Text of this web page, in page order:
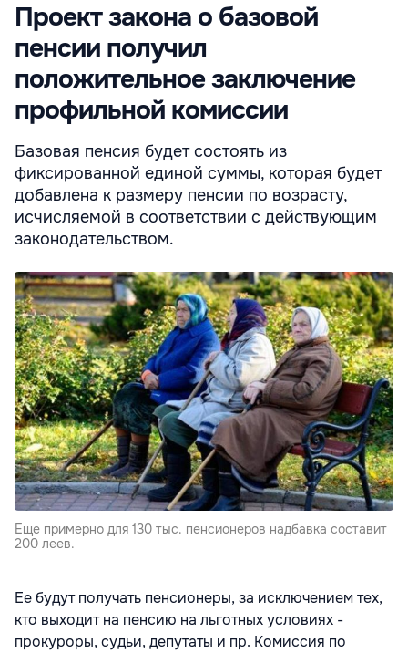
Проект закона о базовой
пенсии получил
положительное заключение
профильной комиссии
Базовая пенсия будет состоять из
фиксированной единой суммы, которая будет
добавлена к размеру пенсии по возрасту,
исчисляемой в соответствии с действующим
законодательством.
Еще примерно для 130 тыс. пенсионеров надбавка составит
200 леев.
Ее будут получать пенсионеры, за исключением тех,
кто выходит на пенсию на льготных условиях -
прокуроры, судьи, депутаты и пр. Комиссия по